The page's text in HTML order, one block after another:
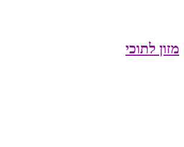
מזון לתוכי